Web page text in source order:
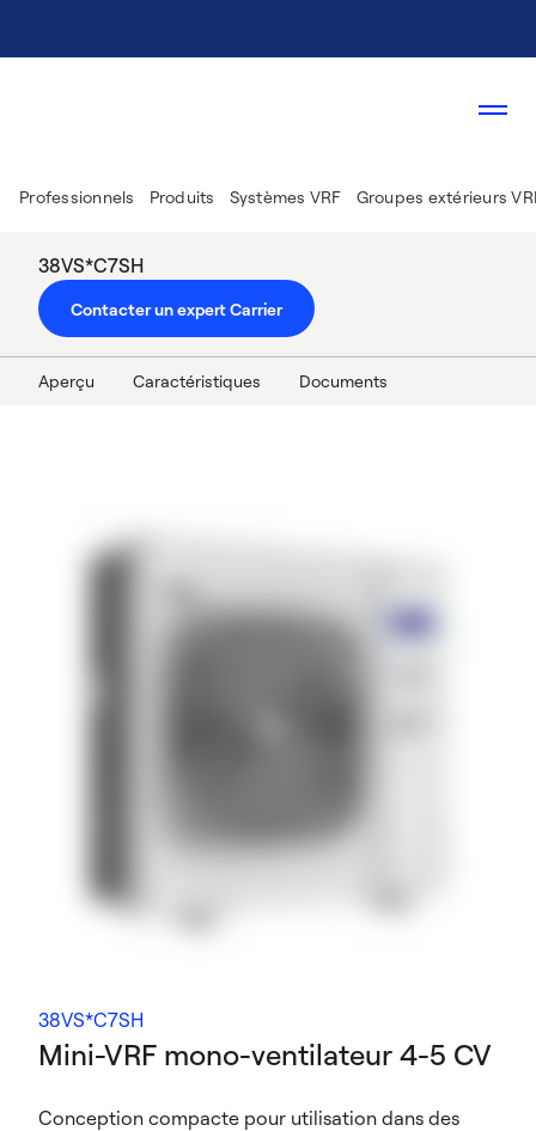
Professionnels Produits Systèmes VRF Groupes extérieurs
38VS*C7SH
Contacter un expert Carrier
Aperçu Caractéristiques Documents
38VS*C7SH
Mini-VRF mono-ventilateur 4-5 CV
Conception compacte pour utilisation dans des